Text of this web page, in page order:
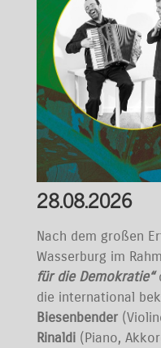
28.08.2026
Nach dem großen
Wasserburg im
für die Demokratie“
die international
Biesenbender
Rinaldi(Piano,